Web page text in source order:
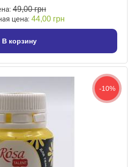
49,00 грн
цена: 44,00 грн
В корзину
-10%